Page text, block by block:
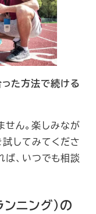
た方法で続ける
ん。楽しみなが
してみてくださ
ば、いつでも相談
ニング）の